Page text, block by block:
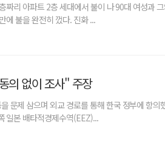
짜리 아파트 2층 세대에서 불이 나 90대 여성과
에 불을 완전히 껐다. 진화 ...
의 없이 조사" 주장
문제 삼으며 외교 경로를 통해 한국 정부에 항의
일본 배타적경제수역(EEZ)...